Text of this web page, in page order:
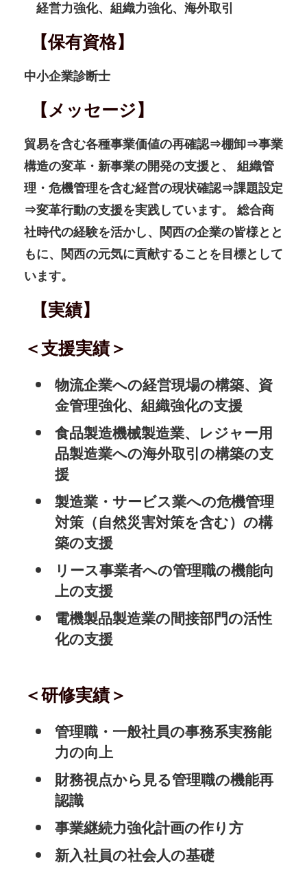
経営力強化、組織力強化、海外取引
【保有資格】
中小企業診断士
【メッセージ】
貿易を含む各種事業価値の再確認⇒棚卸⇒事業
構造の変革・新事業の開発の支援と、 組織管
理・危機管理を含む経営の現状確認⇒課題設定
⇒変革行動の支援を実践しています。 総合商
社時代の経験を活かし、関西の企業の皆様とと
もに、関西の元気に貢献することを目標として
います。
【実績】
＜支援実績＞
物流企業への経営現場の構築、資
金管理強化、組織強化の支援
食品製造機械製造業、レジャー用
品製造業への海外取引の構築の支
援
製造業・サービス業への危機管理
対策（自然災害対策を含む）の構
築の支援
リース事業者への管理職の機能向
上の支援
電機製品製造業の間接部門の活性
化の支援
＜研修実績＞
管理職・一般社員の事務系実務能
力の向上
財務視点から見る管理職の機能再
認識
事業継続力強化計画の作り方
新入社員の社会人の基礎